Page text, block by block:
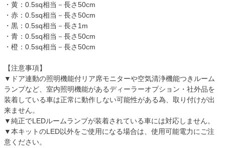
・黄：0.5sq相当－長さ50cm
・赤：0.5sq相当－長さ50cm
・黒：0.5sq相当－長さ1m
・青：0.5sq相当－長さ50cm
・橙：0.5sq相当－長さ50cm
【注意事項】
▼ドア連動の照明機能付リア席モニターや空気清浄機能つきルーム
ランプなど、室内照明機能があるディーラーオプション・社外品を
装着している車は正常に動作しない可能性がある為、取り付けが出
来ません。
▼純正でLEDルームランプが装着されている車には対応しません。
▼本キットのLED以外をご使用になる場合は、使用可能電力にご注
意ください。